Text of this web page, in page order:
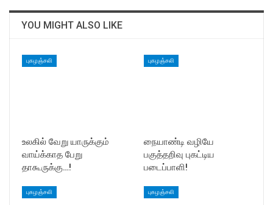
YOU MIGHT ALSO LIKE
புகழஞ்சலி
உலகில் வேறு யாருக்கும்
வாய்க்காத பேறு
தாகூருக்கு…!
புகழஞ்சலி
நையாண்டி வழியே
பகுத்தறிவு புகட்டிய
படைப்பாளி!
புகழஞ்சலி புகழஞ்சலி